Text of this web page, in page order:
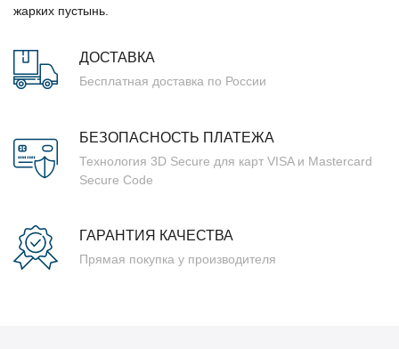
жарких пустынь.
ДОСТАВКА
Бесплатная доставка по России
БЕЗОПАСНОСТЬ ПЛАТЕЖА
Технология 3D Secure для карт VISA и Mastercard
Secure Code
ГАРАНТИЯ КАЧЕСТВА
Прямая покупка у производителя